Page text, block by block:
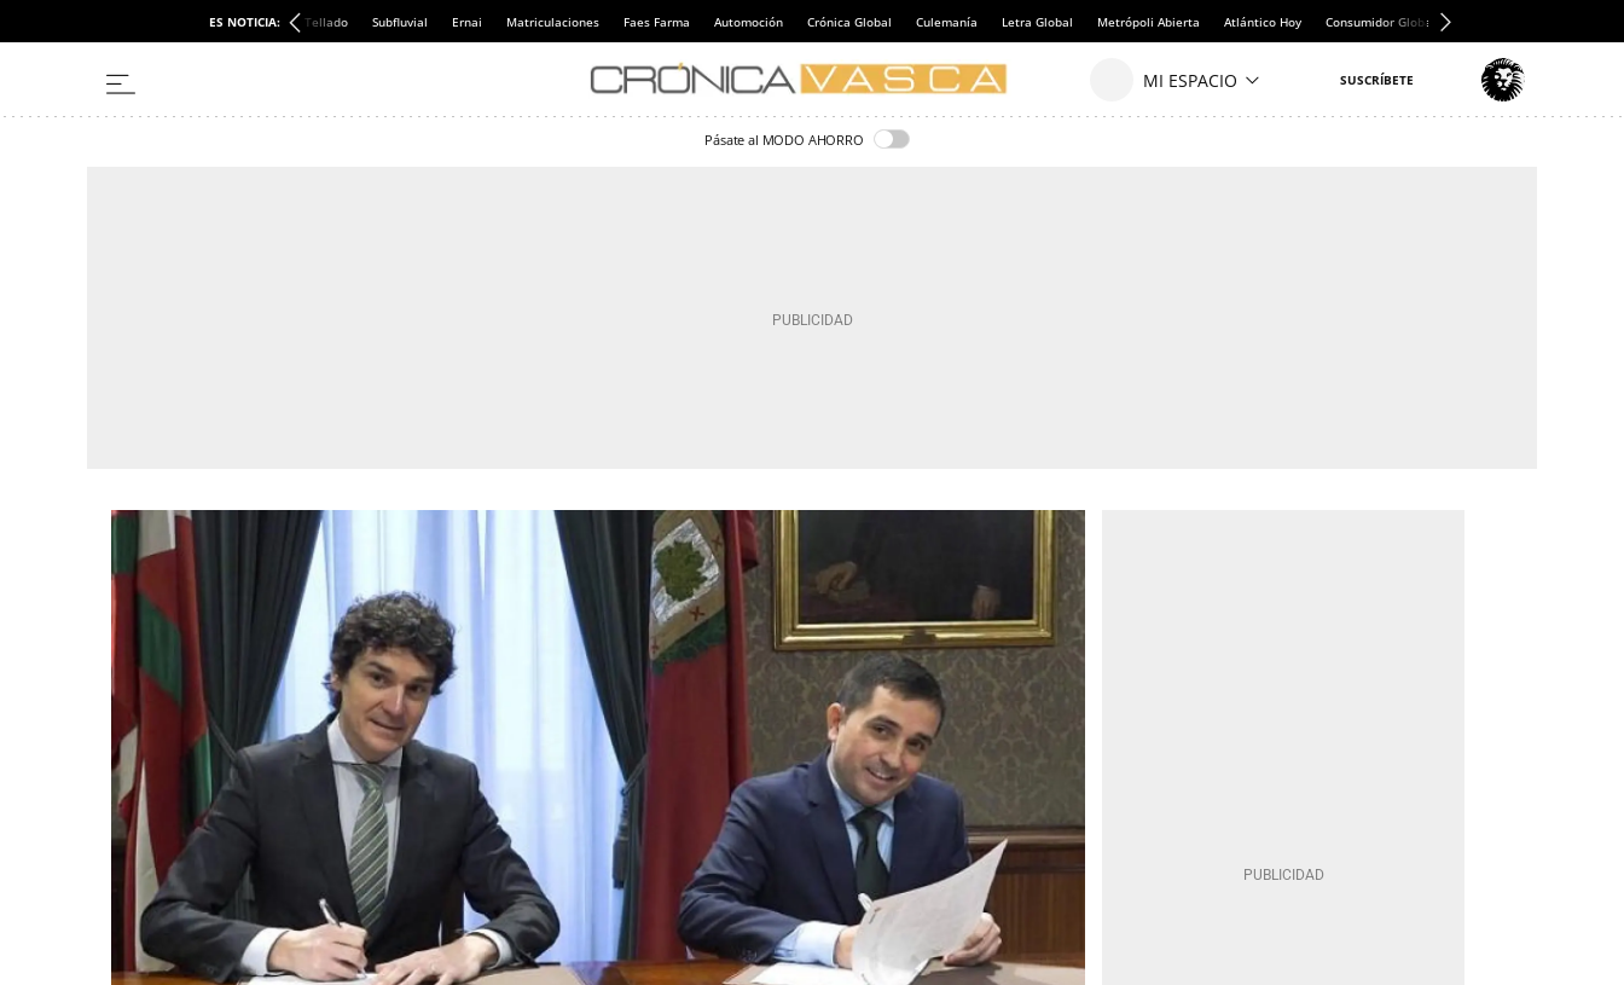
ES NOTICIA: Tellado Subfluvial Ernai Matriculaciones Faes Farma Automoción Crónica Global Culemanía Letra Global Metrópoli Abierta Atlántico Hoy Consumidor Global
Pásate al MODO AHORRO